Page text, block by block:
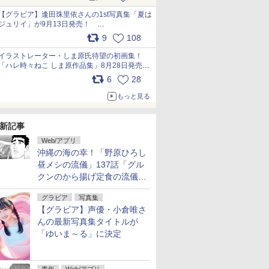
これ以上の幸せはない」……一緒に暮らす愛
犬たちへ… pic.x.com/hEr88DgVyD
グラビア】逢田珠里依さんの1st写真集「夏は
ュリイ」が9月13日発売！
9 108
ラストレーター・しま原氏待望の初画集！
ハレ時々ねこ しま原作品集」8月28日発売
6 28
もっと見る
記事
Web/アプリ
沖縄の海の幸！「野原ひろし
昼メシの流儀」137話「グル
クンのから揚げ定食の流儀」
が無料公開
グラビア 写真集
【グラビア】声優・小倉唯さ
んの最新写真集タイトルが
「ゆいま～る」に決定